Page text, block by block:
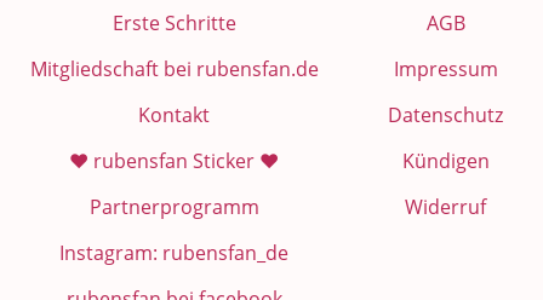
Erste Schritte
Mitgliedschaft bei rubensfan.de
Kontakt
❤️ rubensfan Sticker ❤️
Partnerprogramm
Instagram: rubensfan_de
AGB
Impressum
Datenschutz
Kündigen
Widerruf